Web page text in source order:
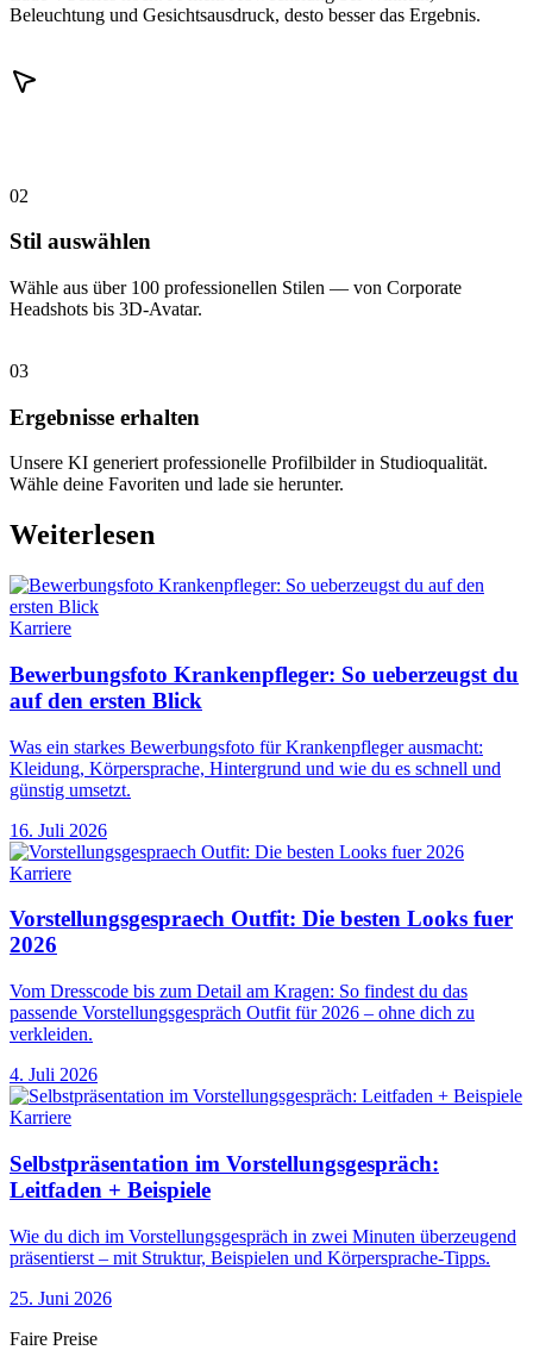
Beleuchtung und Gesichtsausdruck, desto besser das Ergebnis.
02
Stil auswählen
Wähle aus über 100 professionellen Stilen — von Corporate
Headshots bis 3D-Avatar.
03
Ergebnisse erhalten
Unsere KI generiert professionelle Profilbilder in Studioqualität.
Wähle deine Favoriten und lade sie herunter.
Weiterlesen
Karriere
Bewerbungsfoto Krankenpfleger: So ueberzeugst du
auf den ersten Blick
Was ein starkes Bewerbungsfoto für Krankenpfleger ausmacht:
Kleidung, Körpersprache, Hintergrund und wie du es schnell und
günstig umsetzt.
16. Juli 2026
Karriere
Vorstellungsgespraech Outfit: Die besten Looks fuer
2026
Vom Dresscode bis zum Detail am Kragen: So findest du das
passende Vorstellungsgespräch Outfit für 2026 – ohne dich zu
verkleiden.
4. Juli 2026
Karriere
Selbstpräsentation im Vorstellungsgespräch:
Leitfaden + Beispiele
Wie du dich im Vorstellungsgespräch in zwei Minuten überzeugend
präsentierst – mit Struktur, Beispielen und Körpersprache-Tipps.
25. Juni 2026
Faire Preise